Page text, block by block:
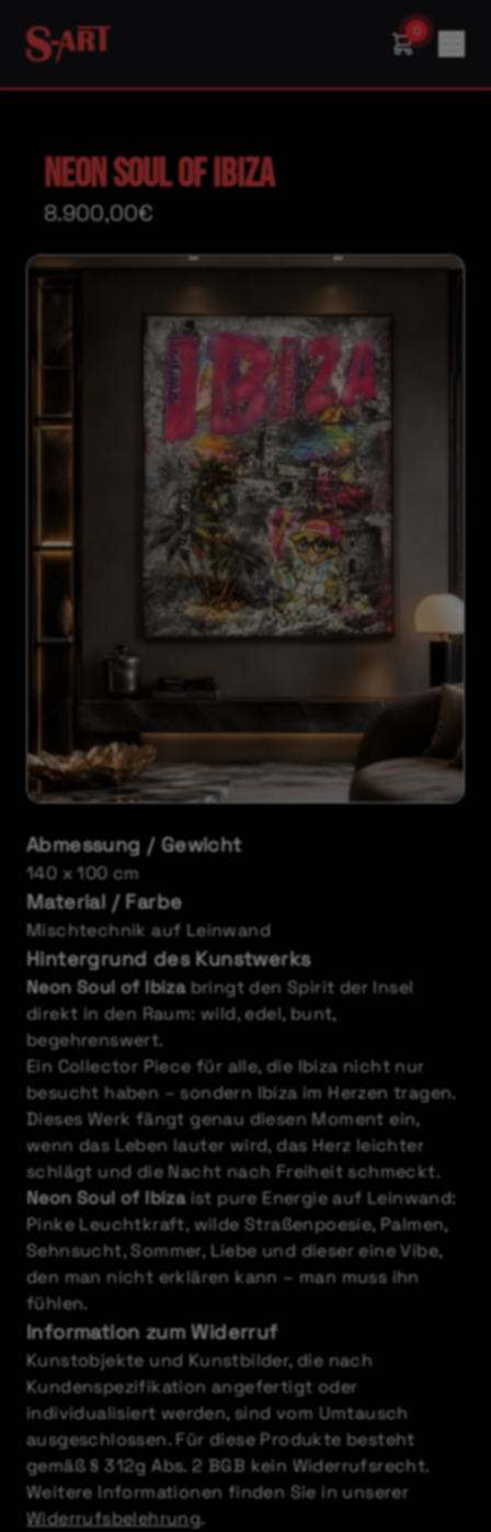
NEON SOUL OF IBIZA
8.900,00€
Abmessung / Gewicht
140 x 100 cm
Material / Farbe
Mischtechnik auf Leinwand
Hintergrund des Kunstwerks
Neon Soul of Ibizabringt den Spirit der Insel
direkt in den Raum: wild, edel, bunt,
begehrenswert.
Ein Collector Piece für alle, die Ibiza nicht nur
besucht haben – sondern Ibiza im Herzen tragen.
Dieses Werk fängt genau diesen Moment ein,
wenn das Leben lauter wird, das Herz leichter
schlägt und die Nacht nach Freiheit schmeckt.
Neon Soul of Ibizaist pure Energie auf Leinwand:
Pinke Leuchtkraft, wilde Straßenpoesie, Palmen,
Sehnsucht, Sommer, Liebe und dieser eine Vibe,
den man nicht erklären kann – man muss ihn
fühlen.
Information zum Widerruf
Kunstobjekte und Kunstbilder, die nach
Kundenspezifikation angefertigt oder
individualisiert werden, sind vom Umtausch
ausgeschlossen. Für diese Produkte besteht
gemäß § 312g Abs. 2 BGB kein Widerrufsrecht.
Weitere Informationen finden Sie in unserer
Widerrufsbelehrung.